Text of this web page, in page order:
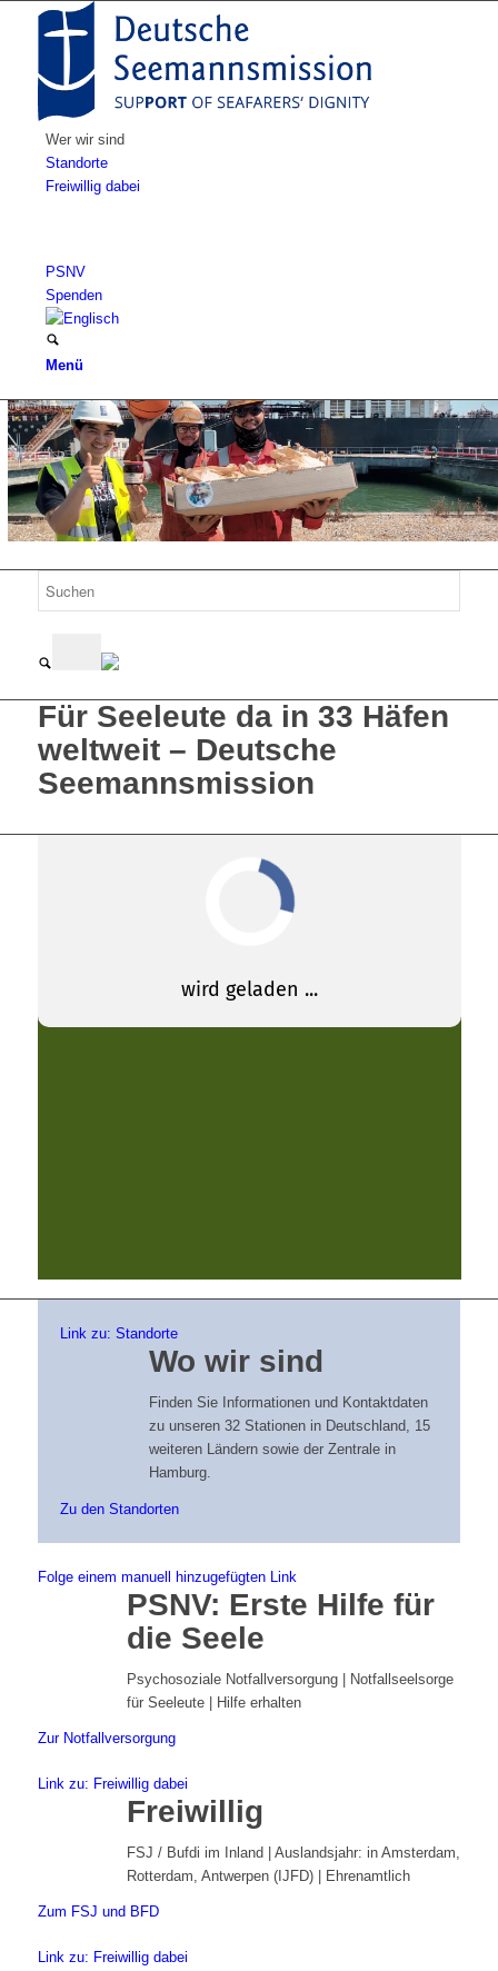
Wer wir sind
Standorte
Freiwillig dabei
PSNV
Spenden
Menü
Für Seeleute da in 33 Häfen
weltweit – Deutsche
Seemannsmission
Link zu: Standorte
Wo wir sind
Finden Sie Informationen und Kontaktdaten
zu unseren 32 Stationen in Deutschland, 15
weiteren Ländern sowie der Zentrale in
Hamburg.
Zu den Standorten
Folge einem manuell hinzugefügten Link
PSNV: Erste Hilfe für
die Seele
Psychosoziale Notfallversorgung | Notfallseelsorge
für Seeleute | Hilfe erhalten
Zur Notfallversorgung
Link zu: Freiwillig dabei
Freiwillig
FSJ / Bufdi im Inland | Auslandsjahr: in Amsterdam,
Rotterdam, Antwerpen (IJFD) | Ehrenamtlich
Zum FSJ und BFD
Link zu: Freiwillig dabei